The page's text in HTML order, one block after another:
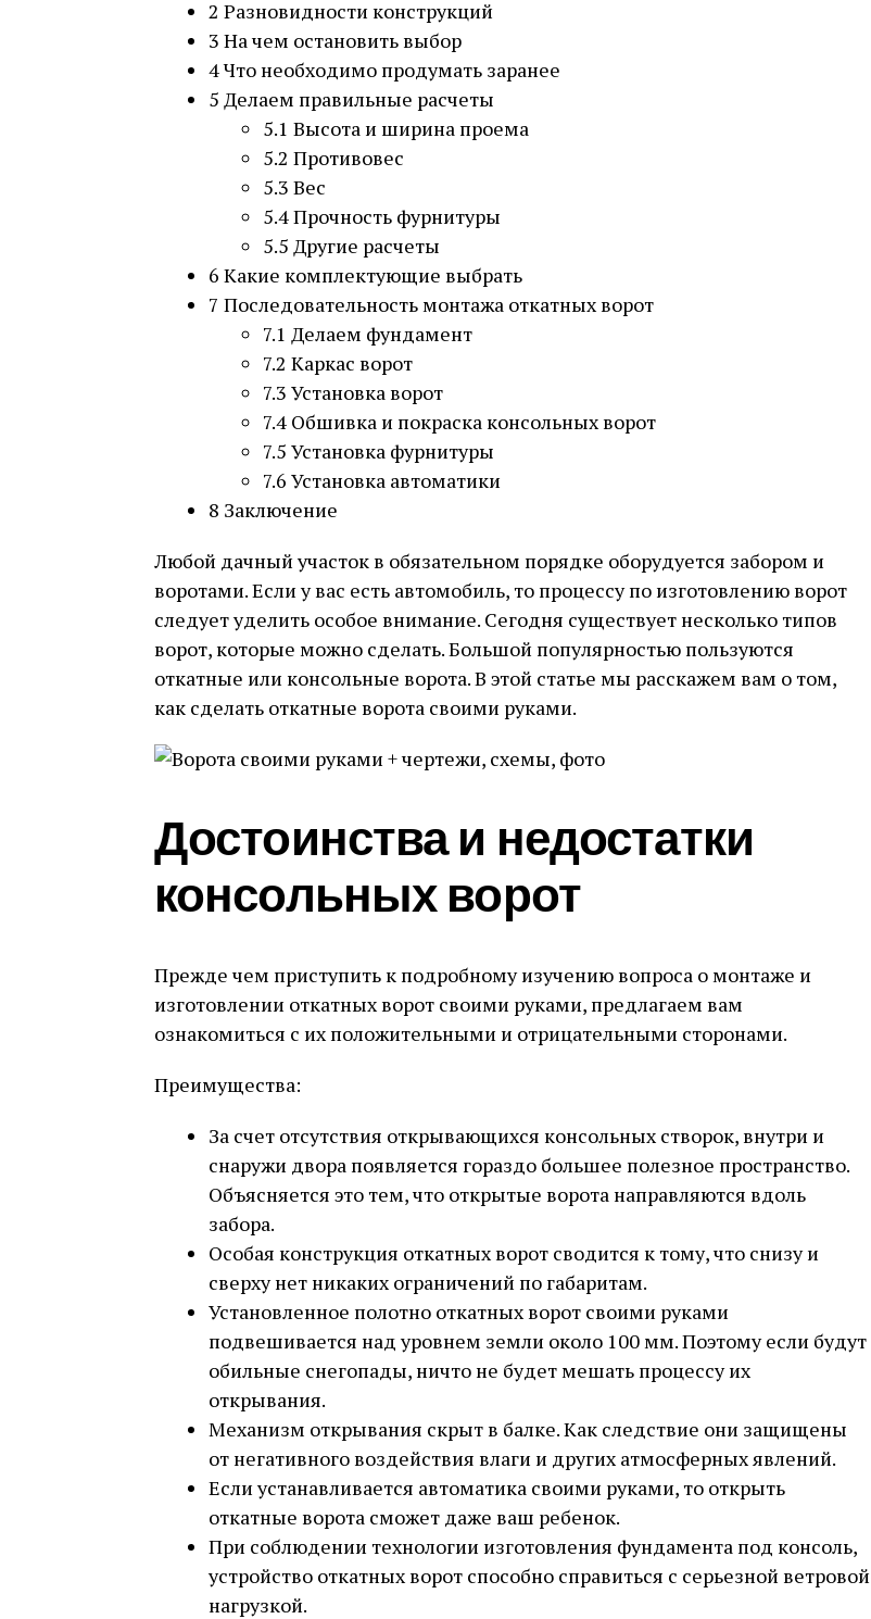
2 Разновидности конструкций
3 На чем остановить выбор
4Что необходимо продумать заранее
5 Делаем правильные расчеты
5.1 Высота и ширина проема
5.2 Противовес
5.3 Вес
5.4Прочность фурнитуры
5.5 Другие расчеты
6 Какие комплектующие выбрать
7 Последовательность монтажа откатных ворот
7.1 Делаем фундамент
7.2 Каркас ворот
7.3 Установка ворот
7.4 Обшивка и покраска консольных ворот
7.5 Установка фурнитуры
7.6 Установка автоматики
8 Заключение
Любой дачный участок в обязательном порядке оборудуется забором и
воротами. Если у вас есть автомобиль, то процессу по изготовлению ворот
следует уделить особое внимание. Сегодня существует несколько типов
ворот, которые можно сделать. Большой популярностью пользуются
откатные или консольные ворота. В этой статье мы расскажем вам о том,
как сделать откатные ворота своими руками.
Достоинства и недостатки
консольных ворот
Прежде чем приступить к подробному изучению вопроса о монтаже и
изготовлении откатных ворот своими руками, предлагаем вам
ознакомиться с их положительными и отрицательными сторонами.
Преимущества:
За счет отсутствия открывающихся консольных створок, внутри и
снаружи двора появляется гораздо большее полезное пространство.
Объясняется это тем, что открытые ворота направляются вдоль
забора.
Особая конструкция откатных ворот сводится к тому, что снизу и
сверху нет никаких ограничений по габаритам.
Установленное полотно откатных ворот своими руками
подвешивается над уровнем земли около 100 мм. Поэтому если будут
обильные снегопады, ничто не будет мешать процессу их
открывания.
Механизм открывания скрыт в балке. Как следствие они защищены
от негативного воздействия влаги и других атмосферных явлений.
Если устанавливается автоматика своими руками, то открыть
откатные ворота сможет даже ваш ребенок.
При соблюдении технологии изготовления фундамента под консоль,
устройство откатных ворот способно справиться с серьезной ветровой
нагрузкой.